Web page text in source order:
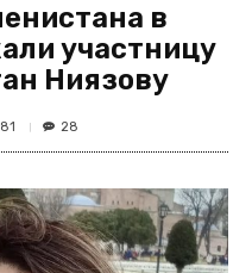
в
участницу
Ниязову
28